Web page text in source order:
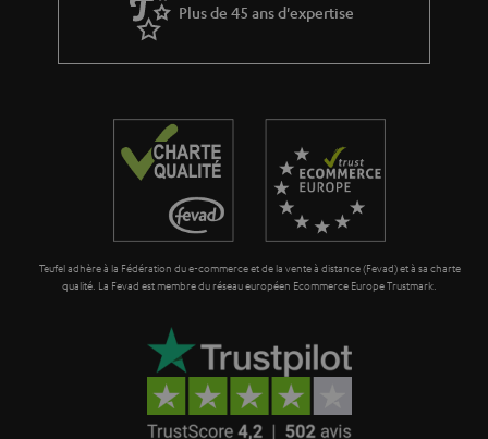
Plus de 45 ans d'expertise
Teufel adhère à la Fédération du e-commerce et de la vente à distance (Fevad) et à sa charte
qualité. La Fevad est membre du réseau européen Ecommerce Europe Trustmark.